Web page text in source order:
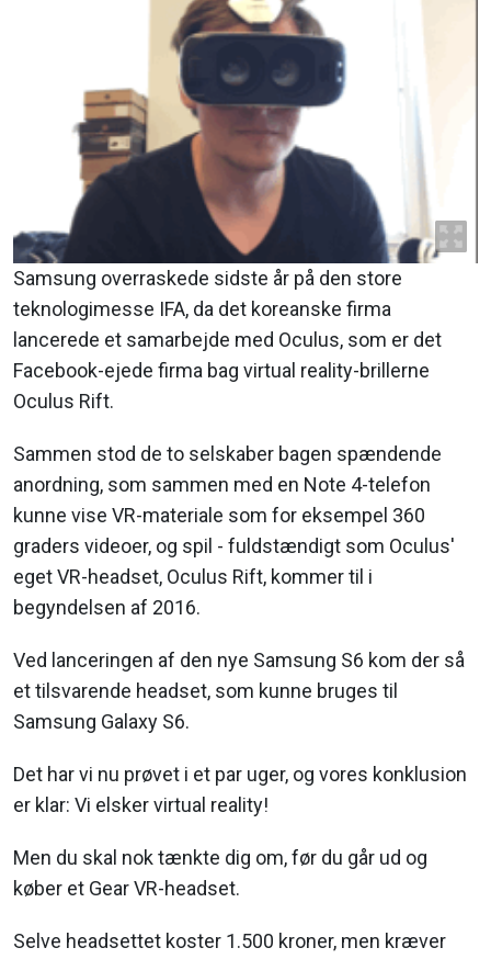
Samsung overraskede sidste år på den store
teknologimesse IFA, da det koreanske firma
lancerede et samarbejde med Oculus, som er det
Facebook-ejede firma bag virtual reality-brillerne
Oculus Rift.
Sammen stod de to selskaber bagen spændende
anordning, som sammen med en Note 4-telefon
kunne vise VR-materiale som for eksempel 360
graders videoer, og spil - fuldstændigt som Oculus'
eget VR-headset, Oculus Rift, kommer til i
begyndelsen af 2016.
Ved lanceringen af den nye Samsung S6 kom der så
et tilsvarende headset, som kunne bruges til
Samsung Galaxy S6.
Det har vi nu prøvet i et par uger, og vores konklusion
er klar: Vi elsker virtual reality!
Men du skal nok tænkte dig om, før du går ud og
køber et Gear VR-headset.
Selve headsettet koster 1.500 kroner, men kræver